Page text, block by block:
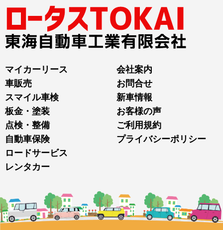
マイカーリース
車販売
スマイル車検
板金・塗装
点検・整備
自動車保険
ロードサービス
レンタカー
会社案内
お問合せ
新車情報
お客様の声
ご利用規約
プライバシーポリシー